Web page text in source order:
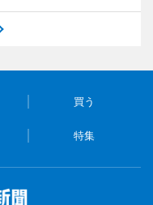
買う
特集